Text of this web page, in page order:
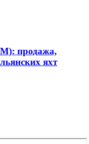
продажа,
яхт